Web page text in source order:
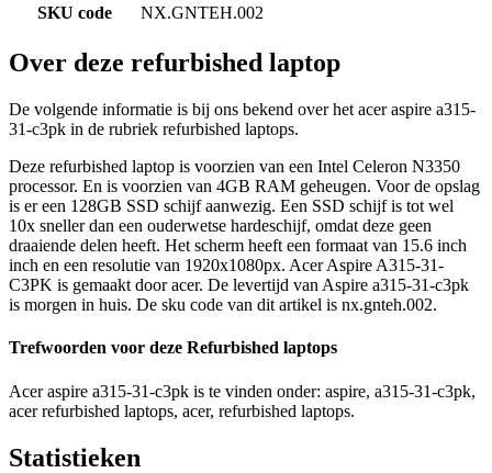
SKU code
NX.GNTEH.002
Over deze refurbished laptop
De volgende informatie is bij ons bekend over het acer aspire a315-
31-c3pk in de rubriek refurbished laptops.
Deze refurbished laptop is voorzien van een Intel Celeron N3350
processor. En is voorzien van 4GB RAM geheugen. Voor de opslag
is er een 128GB SSD schijf aanwezig. Een SSD schijf is tot wel
10x sneller dan een ouderwetse hardeschijf, omdat deze geen
draaiende delen heeft. Het scherm heeft een formaat van 15.6 inch
inch en een resolutie van 1920x1080px. Acer Aspire A315-31-
C3PK is gemaakt door acer. De levertijd van Aspire a315-31-c3pk
is morgen in huis. De sku code van dit artikel is nx.gnteh.002.
Trefwoorden voor deze Refurbished laptops
Acer aspire a315-31-c3pk is te vinden onder: aspire, a315-31-c3pk,
acer refurbished laptops, acer, refurbished laptops.
Statistieken